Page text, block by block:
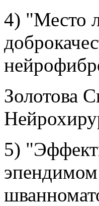
4) "Место
Золотова
5)